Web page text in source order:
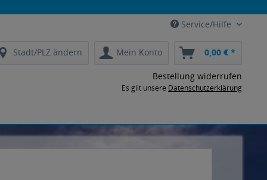
Service/Hilfe
Stadt/PLZ ändern Mein Konto 0,00 € *
Bestellung widerrufen
Es gilt unsere Datenschutzerklärung